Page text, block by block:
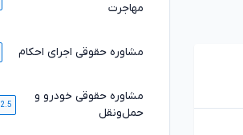
مهاجرت
مشاوره حقوقی اجرای احکام
مشاوره حقوقی خودرو و
حمل‌ونقل
2.5 هزار